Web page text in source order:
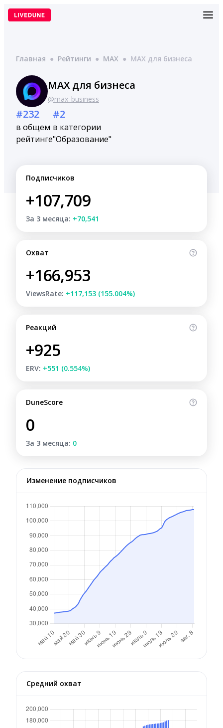
Перейти
Главная ● Рейтинги ● MAX ● MАХ для бизнеса
MАХ для бизнеса
@max_business
#232
в общем
рейтинге
#2
в категории
"Образование"
Подписчиков
+107,709
За 3 месяца: +70,541
Охват
+166,953
ViewsRate: +117,153 (155.004%)
Реакций
+925
ERV: +551 (0.554%)
DuneScore
0
За 3 месяца: 0
Изменение подписчиков
Средний охват